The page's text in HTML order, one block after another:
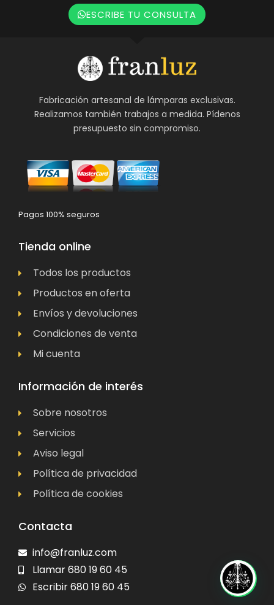
ESCRIBE TU CONSULTA
Fabricación artesanal de lámparas exclusivas.
Realizamos también trabajos a medida. Pídenos
presupuesto sin compromiso.
Pagos 100% seguros
Tienda online
Todos los productos
Productos en oferta
Envíos y devoluciones
Condiciones de venta
Mi cuenta
Información de interés
Sobre nosotros
Servicios
Aviso legal
Política de privacidad
Política de cookies
Contacta
info@franluz.com
Llamar 680 19 60 45
Escribir 680 19 60 45